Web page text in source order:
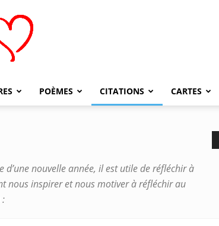
POÈMES CITATIONS CARTES
nouvelle année, il est utile de réfléchir à
nous inspirer et nous motiver à réfléchir au
: